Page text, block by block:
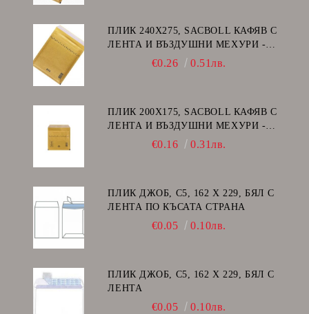
ПЛИК 240Х275, SACBOLL КАФЯВ С
ЛЕНТА И ВЪЗДУШНИ МЕХУРИ -
€0.26 0.51лв.
ПЛИК 200Х175, SACBOLL КАФЯВ С
ЛЕНТА И ВЪЗДУШНИ МЕХУРИ -
€0.16 0.31лв.
ПЛИК ДЖОБ, C5, 162 Х 229, БЯЛ С
ЛЕНТА ПО КЪСАТА СТРАНА
€0.05 0.10лв.
ПЛИК ДЖОБ, C5, 162 Х 229, БЯЛ С
ЛЕНТА
€0.05 0.10лв.